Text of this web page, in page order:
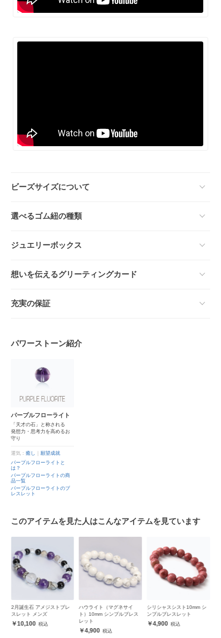
ビーズサイズについて
選べるゴム紐の種類
ジュエリーボックス
想いを伝えるグリーティングカード
充実の保証
パワーストーン紹介
パープルフローライト
「天才の石」と称される
発想力・思考力を高めるお
守り
運気：癒し ｜願望成就
パープルフローライトと
は？
パープルフローライトの商
品一覧
パープルフローライトのブ
レスレット
このアイテムを見た人はこんなアイテムを見ています
ハウライト（マグネサイ
ト）10mm シンプルブレス
レット
シリシャスシスト10mm シ
ンプルブレスレット
4,900
ブラックアイスオブシディ
アン12mm シンプルブレス
レット